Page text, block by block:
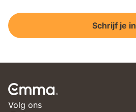
Schrijf je in
Volg ons